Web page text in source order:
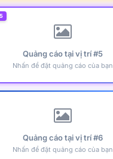
Quảng cáo tại vị trí #5
Nhấn để đặt quảng cáo của bạn
Quảng cáo tại vị trí #6
Nhấn để đặt quảng cáo của bạn